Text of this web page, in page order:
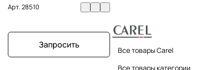
Арт.28510
Запросить
Все товары Carel
Все товары категории